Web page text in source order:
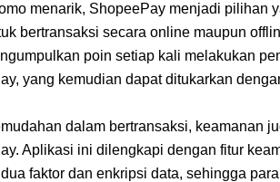
Tanzania, Ada Di Afrika Dengan Bentang
menarik, ShopeePay menjadi pilihan
bertransaksi secara online maupun
poin setiap kali melakukan
yang kemudian dapat ditukarkan
dalam bertransaksi, keamanan
Aplikasi ini dilengkapi dengan fitur
faktor dan enkripsi data, sehingga